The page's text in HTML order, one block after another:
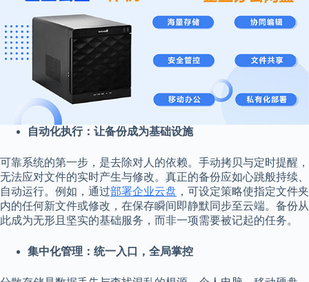
自动化执行：让备份成为基础设施
可靠系统的第一步，是去除对人的依赖。手动拷贝与定时提醒，
无法应对文件的实时产生与修改。真正的备份应如心跳般持续、
自动运行。例如，通过部署企业云盘 ，可设定策略使指定文件夹
内的任何新文件或修改，在保存瞬间即静默同步至云端。备份从
此成为无形且坚实的基础服务，而非一项需要被记起的任务。
集中化管理：统一入口，全局掌控